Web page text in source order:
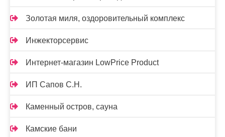
Золотая миля, оздоровительный комплекс
Инжекторсервис
Интернет-магазин LowPrice Product
ИП Сапов С.Н.
Каменный остров, сауна
Камские бани